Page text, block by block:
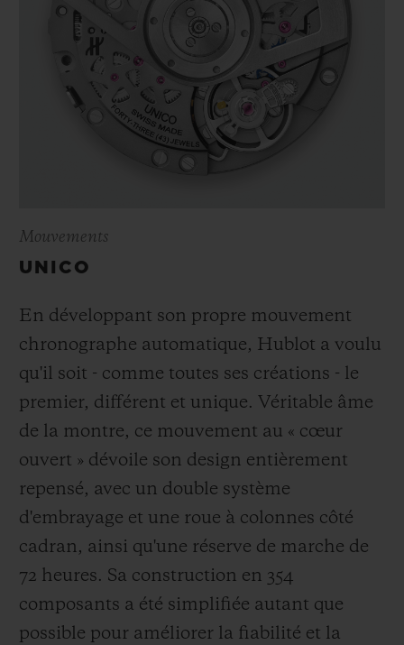
Mouvements
UNICO
En développant son propre mouvement
chronographe automatique, Hublot a voulu
qu'il soit - comme toutes ses créations - le
premier, différent et unique. Véritable âme
de la montre, ce mouvement au « cœur
ouvert » dévoile son design entièrement
repensé, avec un double système
d'embrayage et une roue à colonnes côté
cadran, ainsi qu'une réserve de marche de
72 heures. Sa construction en 354
composants a été simplifiée autant que
possible pour améliorer la fiabilité et la